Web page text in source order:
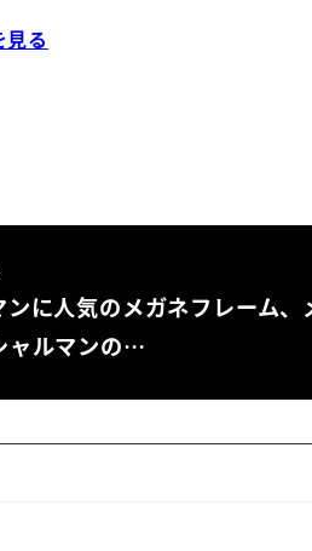
る
ンに人気のメガネフレーム、
ャルマンの…